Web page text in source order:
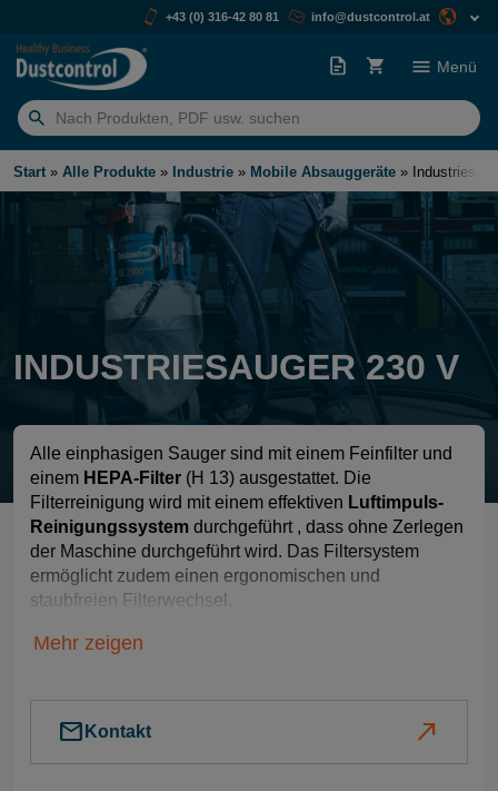
+43 (0) 316-42 80 81 info@dustcontrol.at
Suchen
nach:
Menü
Start » Alle Produkte » Industrie » Mobile Absauggeräte »
INDUSTRIESAUGER 230 V
Alle einphasigen Sauger sind mit einem Feinfilter und
einem HEPA-Filter (H 13) ausgestattet. Die
Filterreinigung wird mit einem effektiven Luftimpuls-
Reinigungssystem durchgeführt , dass ohne Zerlegen
der Maschine durchgeführt wird. Das Filtersystem
ermöglicht zudem einen ergonomischen und
staubfreien Filterwechsel.
flexible
Industriestaubsauger
und Bausauger zur
Direktabsaugung Ihres
Mehr zeigen
mail Kontakt north_east